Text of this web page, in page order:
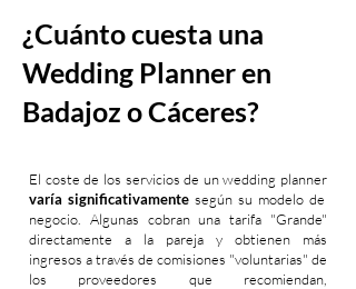
¿Cuánto cuesta una
Wedding Planneren
Badajoz o Cáceres?
El coste de los servicios de un wedding planner
varía significativamente según su modelo de
negocio. Algunas cobran una tarifa "Grande"
directamente a la pareja y obtienen más
ingresos a través de comisiones "voluntarias" de
los proveedores que recomiendan,